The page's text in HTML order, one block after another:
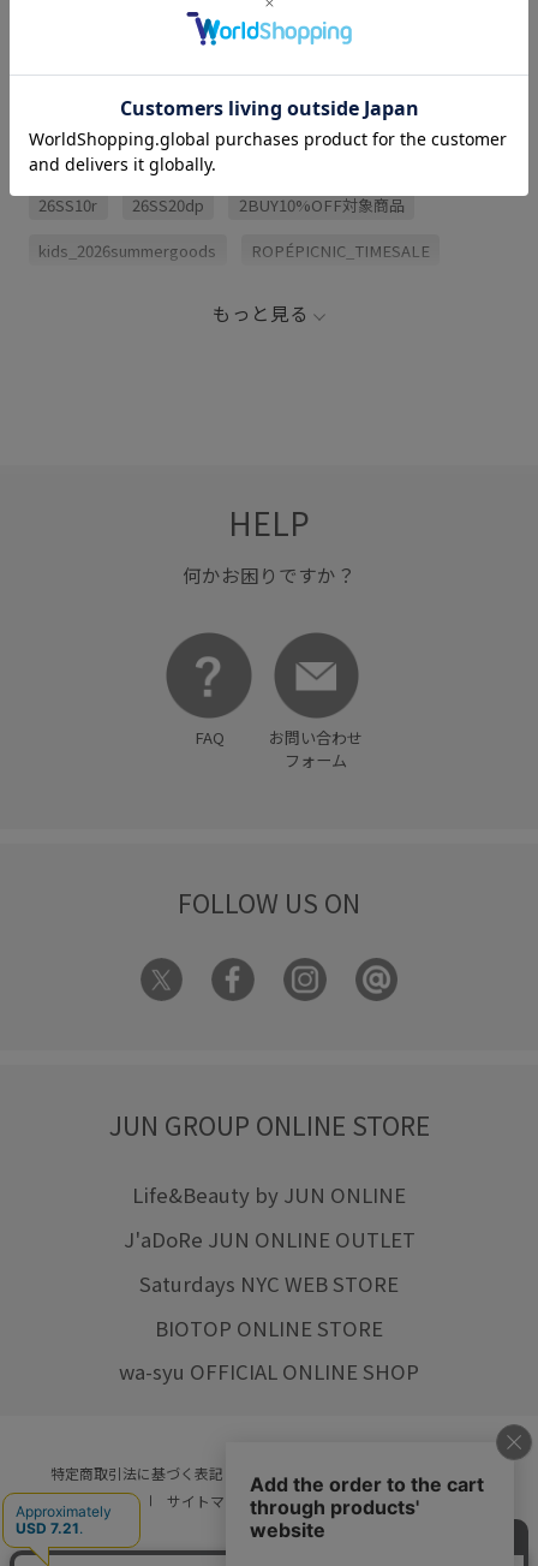
サイズ・素材・お手入れ方法
関連タグ
26SS10r 26SS20dp 2BUY10%OFF対象商品
kids_2026summergoods ROPÉPICNIC_TIMESALE
もっと見る
HELP
何かお困りですか？
FAQ
お問い合わせ
フォーム
FOLLOW US ON
JUN GROUP ONLINE STORE
Life&Beauty by JUN ONLINE
J'aDoRe JUN ONLINE OUTLET
Saturdays NYC WEB STORE
BIOTOP ONLINE STORE
wa-syu OFFICIAL ONLINE SHOP
特定商取引法に基づく表記 プライバシーポリシー
ご利用規約
サイトマップ リクルート ご利用ガイド